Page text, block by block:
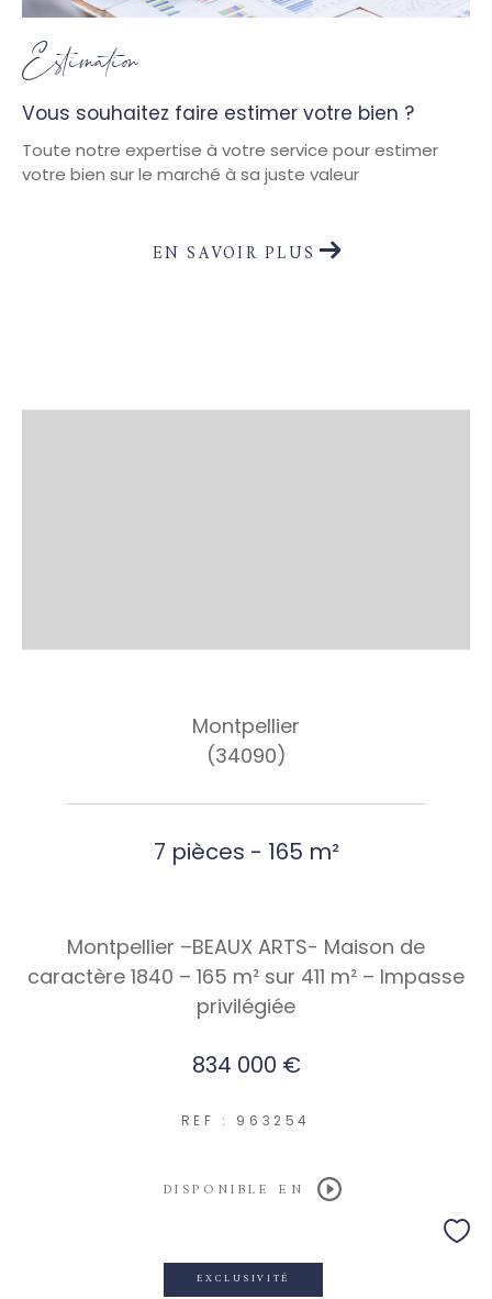
Estimation
Vous souhaitez faire estimer votre bien ?
Toute notre expertise à votre service pour estimer
votre bien sur le marché à sa juste valeur
EN SAVOIR PLUS
Montpellier
(34090)
7 pièces - 165 m²
Montpellier –BEAUX ARTS- Maison de
caractère 1840 – 165 m² sur 411 m² – Impasse
privilégiée
834 000 €
REF : 963254
DISPONIBLE EN
EXCLUSIVITÉ